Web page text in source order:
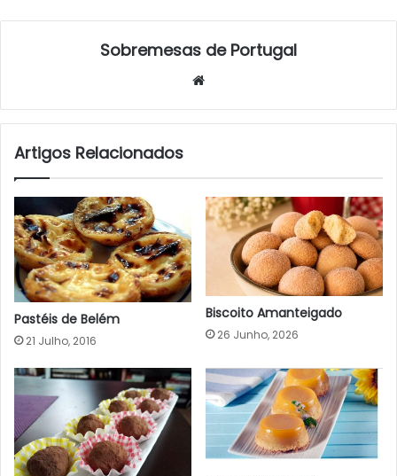
Sobremesas de Portugal
Artigos Relacionados
Pastéis de Belém
21 Julho, 2016
Biscoito Amanteigado
26 Junho, 2026